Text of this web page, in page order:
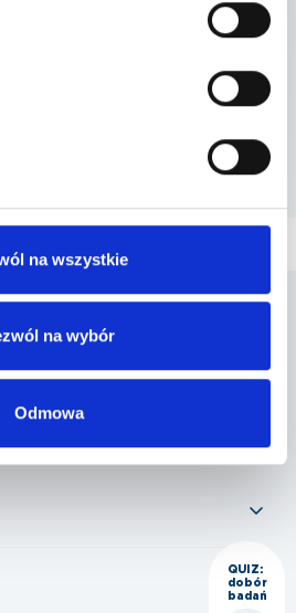
na wszystkie
na wybór
Odmowa
5-6 , 59-300 Lubin
QUIZ:
dobór
badań